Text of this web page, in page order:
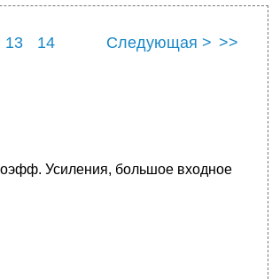
13 14 Следующая > >>
Усиления, большое входное